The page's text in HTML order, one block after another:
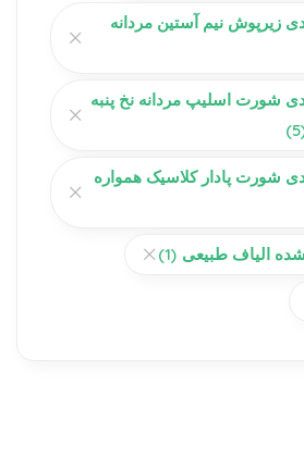
زیرپوش نیم آستین مردانه
شورت اسلیپ مردانه نخ پنبه
شورت پادار کلاسیک همواره
(1)